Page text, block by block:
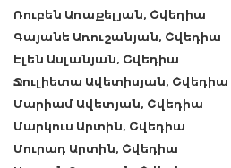
Ռուբեն Առաքելյան, Շվեդիա
Գայանե Առուշանյան, Շվեդիա
Էլեն Ասլանյան, Շվեդիա
Ջուլիետա Ավետիսյան, Շվեդիա
Մարիամ Ավետյան, Շվեդիա
Մարկուս Արտին, Շվեդիա
Մուրադ Արտին, Շվեդիա